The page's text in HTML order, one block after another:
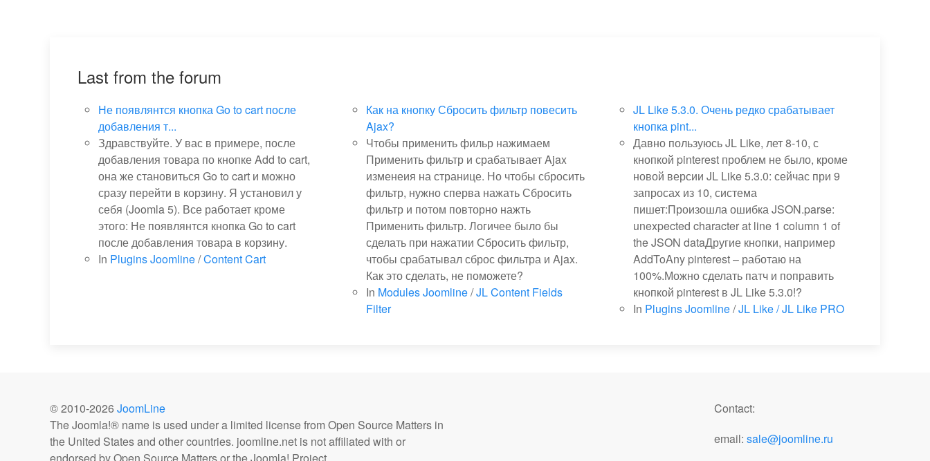
Last from the forum
Не появлянтся кнопка Go to cart после
добавления т...
Здравствуйте. У вас в примере, после
добавления товара по кнопке Add to cart,
она же становиться Go to cart и можно
сразу перейти в корзину. Я установил у
себя (Joomla 5). Все работает кроме
этого: Не появлянтся кнопка Go to cart
после добавления товара в корзину.
In Plugins Joomline/Content Cart
Как на кнопку Сбросить фильтр повесить
Ajax?
Чтобы применить фильр нажимаем
Применить фильтр и срабатывает Ajax
изменеия на странице. Но чтобы сбросить
фильтр, нужно сперва нажать Сбросить
фильтр и потом повторно нажть
Применить фильтр. Логичее было бы
сделать при нажатии Сбросить фильтр,
чтобы срабатывал сброс фильтра и Ajax.
Как это сделать, не поможете?
In Modules Joomline/JL Content Fields
Filter
JL Like 5.3.0. Очень редко срабатывает
кнопка pint...
Давно пользуюсь JL Like, лет 8-10, с
кнопкой pinterest проблем не было, кроме
новой версии JL Like 5.3.0: сейчас при 9
запросах из 10, система
пишет:Произошла ошибка JSON.parse:
unexpected character at line 1 column 1 of
the JSON dataДругие кнопки, например
AddToAny pinterest – работаю на
100%.Можно сделать патч и поправить
кнопкой pinterest в JL Like 5.3.0!?
In Plugins Joomline/JL Like / JL Like PRO
© 2010-2026 JoomLine
The Joomla!® name is used under a limited license from Open Source Matters in
the United States and other countries. joomline.net is not affiliated with or
Contact:
email: sale@joomline.ru